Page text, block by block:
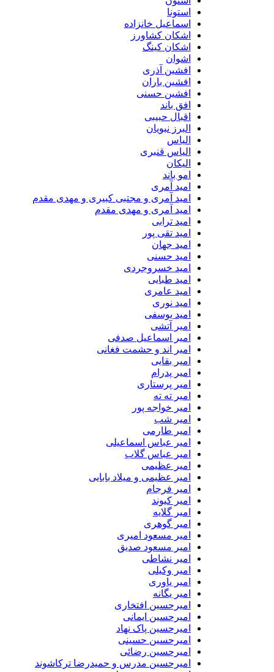
اسماعیل خانزاده
اشکان کشاورز
اشکان کینگ
افشین آذری
افشین باران
افشین حسنی
افق باند
اقبال حبیبی
البرز نبویان
الیاس قنبرى
امو باند
امید آمری
امید آمری و مجتبی کبیری و مهدى مقدم
امید آمری و مهدی مقدم
امید ترابی
امید تقی پور
امید جهان
امید حسنی
امید خسروجردی
امید طبایی
امید عامری
امید نوری
امید یوسفی
امیر آتشی
امیر اسماعیل صدفی
امیر اند و حشمت فغانی
امیر بقایی
امیر پدرام
امیر پرستاری
امیر ته ته
امیر خواجه پور
امیر شب
امیر طارمی
امیر عباس اسماعیلی
امیر عباس گلاب
امیر عظیمی
امیر عظیمی و میلاد بابایی
امیر فرجام
امیر کیوند
امیر گلایه
امیر گوهری
امیر مسعود امیری
امیر مسعود صدیق
امیر نشاطی
امیر وکیلی
امیر یاوری
امیر یگانه
امیرحسین افتخاری
امیرحسین ایمانی
امیرحسین پاک نهاد
امیرحسین حسینی
امیرحسین رضائی
امیرحسین مدرس و حمیدرضا ترکاشوند